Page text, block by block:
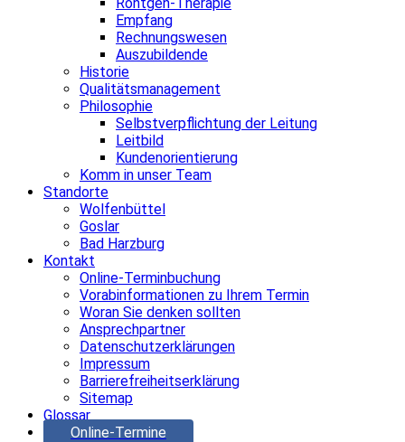
Empfang
Rechnungswesen
Auszubildende
Historie
Qualitätsmanagement
Philosophie
Selbstverpflichtung der Leitung
Leitbild
Kundenorientierung
Komm in unser Team
Standorte
Wolfenbüttel
Goslar
Bad Harzburg
Kontakt
Online-Terminbuchung
Vorabinformationen zu Ihrem Termin
Woran Sie denken sollten
Ansprechpartner
Datenschutzerklärungen
Impressum
Barrierefreiheitserklärung
Sitemap
Glossar
Online-Termine